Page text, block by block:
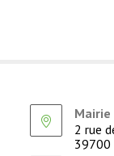
Mairie
2 rue
39700